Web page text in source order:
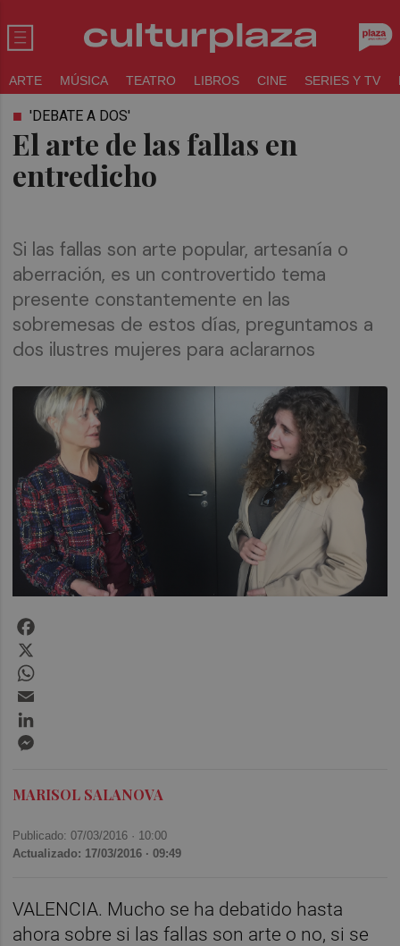
ARTE MÚSICA TEATRO LIBROS CINE SERIES Y TV
El arte de las fallas en
entredicho
'DEBATE A DOS'
Si las fallas son arte popular, artesanía o
aberración, es un controvertido tema
presente constantemente en las
sobremesas de estos días, preguntamos a
dos ilustres mujeres para aclararnos
MARISOL SALANOVA
Publicado: 07/03/2016 · 10:00
Actualizado: 17/03/2016 · 09:49
VALENCIA. Mucho se ha debatido hasta
ahora sobre si las fallas son arte o no, si se